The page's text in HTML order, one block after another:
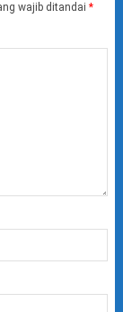
wajib ditandai *